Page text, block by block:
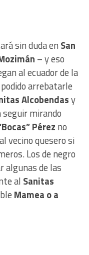
sin duda en San
– y eso
al ecuador de la
arrebatarle
Alcobendasy
seguir mirando
Pérez no
vecino quesero si
Los de negro
algunas de las
al Sanitas
Mamea o a